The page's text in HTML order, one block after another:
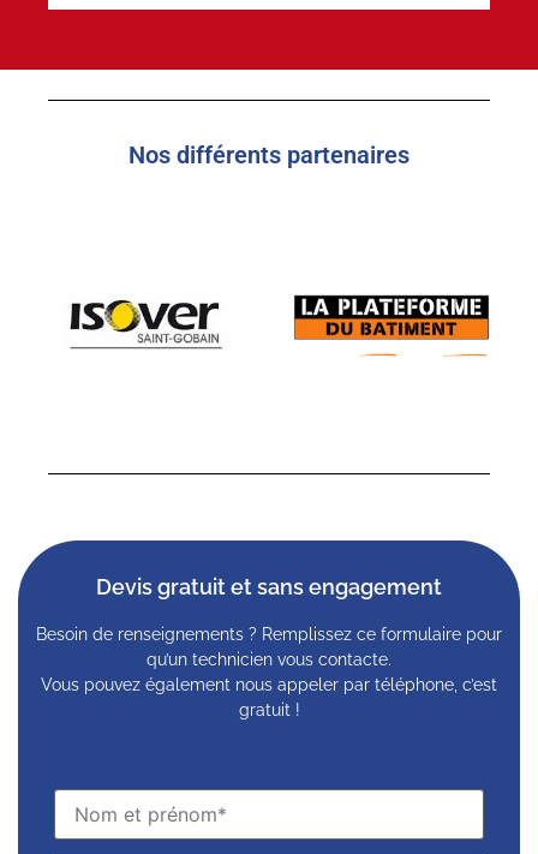
Nos différents partenaires
Devis gratuit et sans engagement
Besoin de renseignements ? Remplissez ce formulaire pour
qu’un technicien vous contacte.
Vous pouvez également nous appeler par téléphone, c’est
gratuit !